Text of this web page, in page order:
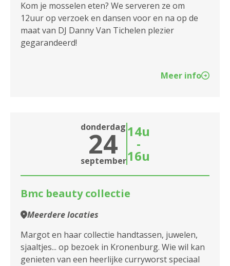
2140 Borgerhout
2170 Merksem
2180 Ekeren
2950 Kapellen
Kom je mosselen eten? We serveren ze om
12uur op verzoek en dansen voor en na op de
maat van DJ Danny Van Tichelen plezier
gegarandeerd!
Meer info
donderdag
24
september
14u
-
16u
Bmc beauty collectie
Meerdere locaties
Margot en haar collectie handtassen, juwelen,
sjaaltjes... op bezoek in Kronenburg. Wie wil kan
genieten van een heerlijke curryworst speciaal